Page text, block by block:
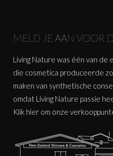
MELD JE AAN VOOR
Living Nature was één van
die cosmetica produceerde
maken van synthetische
omdat Living Nature passie
Klik hier om onze